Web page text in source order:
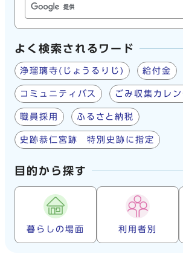
よく検索されるワード
浄瑠璃寺(じょうるりじ) 給付金
コミュニティバス ごみ収集カレン
職員採用 ふるさと納税
史跡恭仁宮跡 特別史跡に指定
目的から探す
暮らしの場面 利用者別